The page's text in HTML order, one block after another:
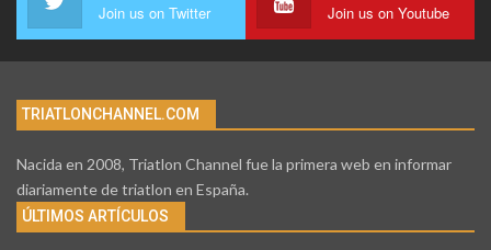
Join us on Twitter Join us on Youtube
TRIATLONCHANNEL.COM
Nacida en 2008, Triatlon Channel fue la primera web en informar
diariamente de triatlon en España.
ÚLTIMOS ARTÍCULOS